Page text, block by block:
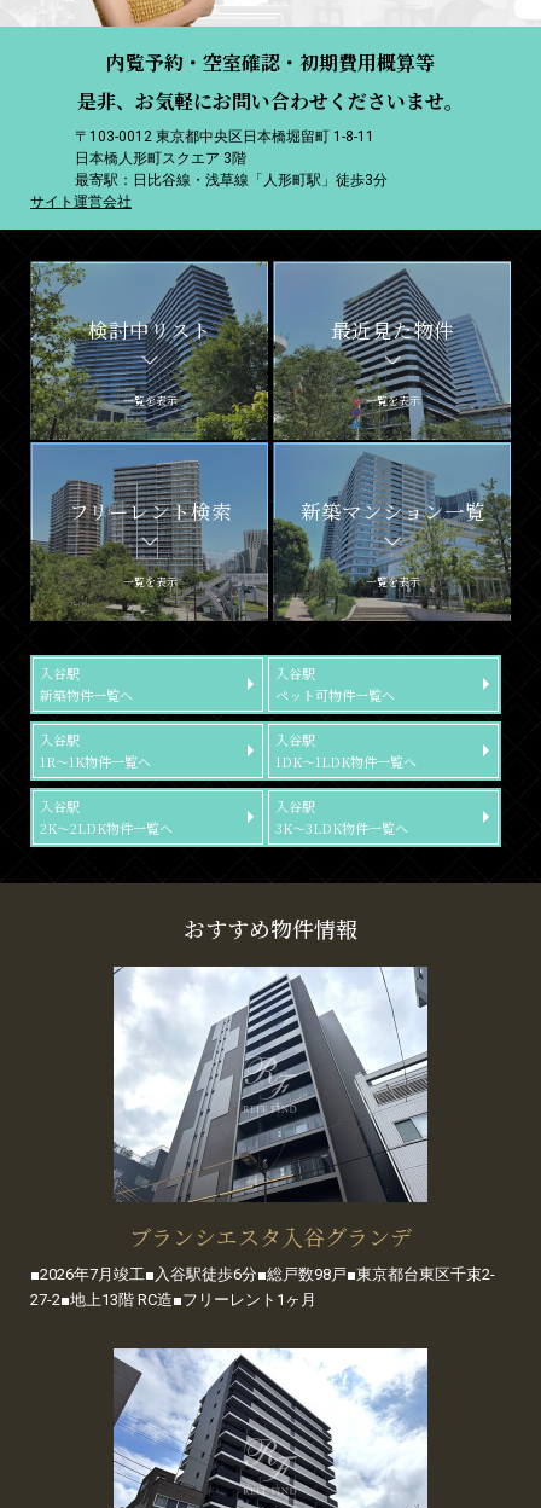
内覧予約・空室確認・初期費用概算等
是非、お気軽にお問い合わせくださいませ。
〒103-0012 東京都中央区日本橋堀留町 1-8-11
日本橋人形町スクエア 3階
最寄駅：日比谷線・浅草線「人形町駅」徒歩3分
サイト運営会社
検討中リスト
一覧を表示
最近見た物件
一覧を表示
フリーレント検索
一覧を表示
新築マンション一覧
一覧を表示
入谷駅
新築物件一覧へ
入谷駅
ペット可物件一覧へ
入谷駅
1R～1K物件一覧へ
入谷駅
1DK～1LDK物件一覧へ
入谷駅
2K～2LDK物件一覧へ
入谷駅
3K～3LDK物件一覧へ
おすすめ物件情報
ブランシエスタ入谷グランデ
■2026年7月竣工■入谷駅徒歩6分■総戸数98戸■東京都台東区千束2-
27-2■地上13階 RC造■フリーレント1ヶ月